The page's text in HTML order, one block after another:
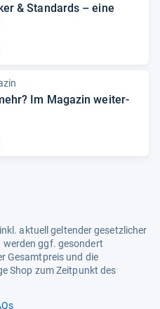
& Stan­dards – eine
Im Maga­zin wei­ter­
aktuell geltender gesetzlicher
werden ggf. gesondert
Gesamtpreis und die
Shop zum Zeitpunkt des